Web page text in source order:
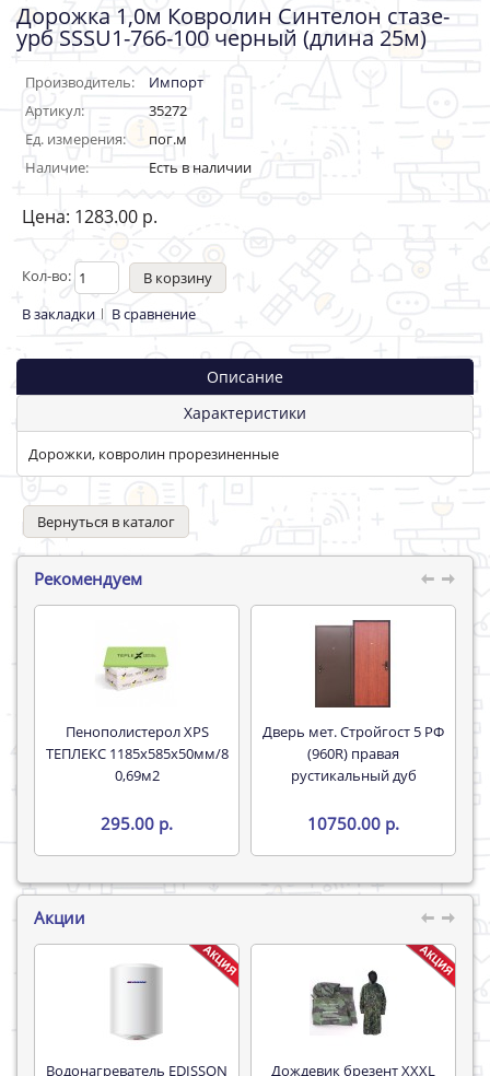
Дорожка 1,0м Ковролин Синтелон стазе-
урб SSSU1-766-100 черный (длина 25м)
Производитель:
Импорт
Артикул:
35272
Ед. измерения:
пог.м
Наличие:
Есть в наличии
Цена: 1283.00 р.
Кол-во:
В закладки
В сравнение
Описание
Характеристики
Дорожки, ковролин прорезиненные
Вернуться в каталог
Рекомендуем
Пенополистерол XPS
ТЕПЛЕКС 1185х585х50мм/8
0,69м2
295.00 р.
Дверь мет. Стройгост 5 РФ
(960R) правая
рустикальный дуб
10750.00 р.
Акции
Водонагреватель EDISSON Дождевик брезент XXXL